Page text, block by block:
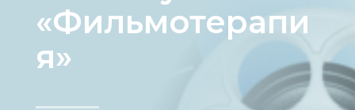
«Фильмотерапи
я»